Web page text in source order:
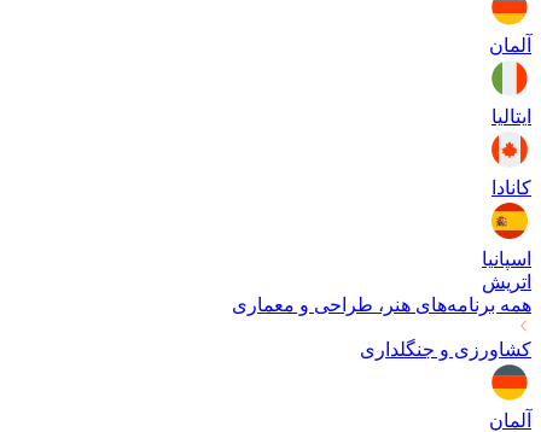
آلمان
ایتالیا
کانادا
اسپانیا
اتریش
همه برنامه‌های هنر، طراحی و معماری
کشاورزی و جنگلداری
آلمان